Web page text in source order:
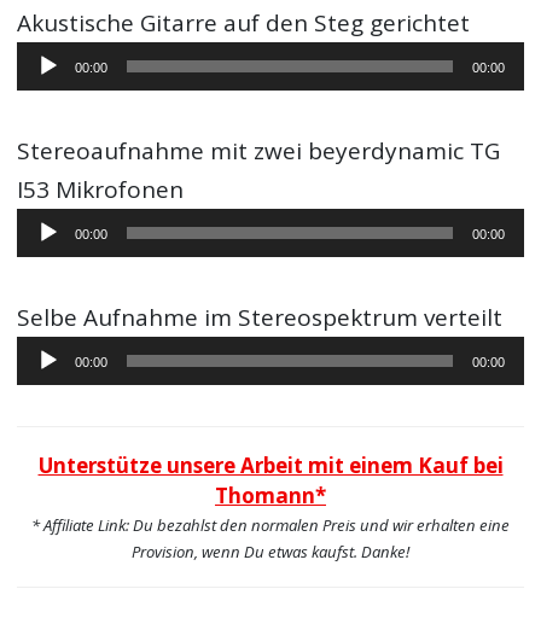
Akustische Gitarre auf den Steg gerichtet
Audio-
Player
00:00 00:00
Stereoaufnahme mit zwei beyerdynamic TG
I53 Mikrofonen
Audio-
Player
00:00 00:00
Selbe Aufnahme im Stereospektrum verteilt
Audio-
Player
00:00 00:00
Unterstütze unsere Arbeit mit einem Kauf bei
Thomann*
* Affiliate Link: Du bezahlst den normalen Preis und wir erhalten eine
Provision, wenn Du etwas kaufst. Danke!